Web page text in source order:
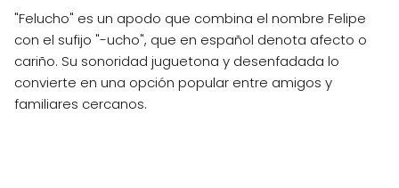
"Felucho" es un apodo que combina el nombre Felipe
con el sufijo "-ucho", que en español denota afecto o
cariño. Su sonoridad juguetona y desenfadada lo
convierte en una opción popular entre amigos y
familiares cercanos.